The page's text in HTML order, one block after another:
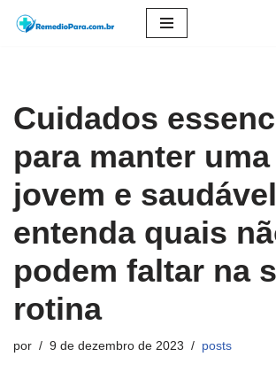
conteúdo
Cuidados
para manter
jovem e
entenda quais
podem faltar na
rotina
por 9 de dezembro de 2023 posts